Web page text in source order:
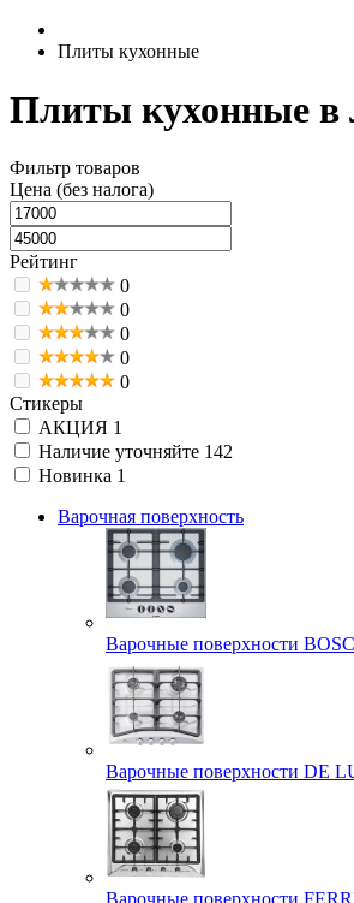
Плиты кухонные
Плиты кухонные в
Фильтр товаров
Цена (без налога)
Рейтинг
0
0
0
0
0
Стикеры
АКЦИЯ 1
Наличие уточняйте 142
Новинка 1
Варочная поверхность
Варочные поверхности
Варочные поверхности DE